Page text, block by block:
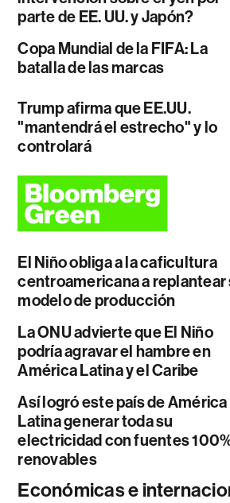
parte de EE. UU. y Japón?
Copa Mundial de la FIFA: La
batalla de las marcas
Trump afirma que EE.UU.
"mantendrá el estrecho" y lo
controlará
El Niño obliga a la caficultura
centroamericana a replantear
modelo de producción
La ONU advierte que El Niño
podría agravar el hambre en
América Latina y el Caribe
Así logró este país de América
Latina generar toda su
electricidad con fuentes
renovables
Económicas e